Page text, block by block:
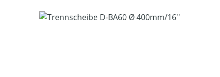
Bildergalerie überspringen